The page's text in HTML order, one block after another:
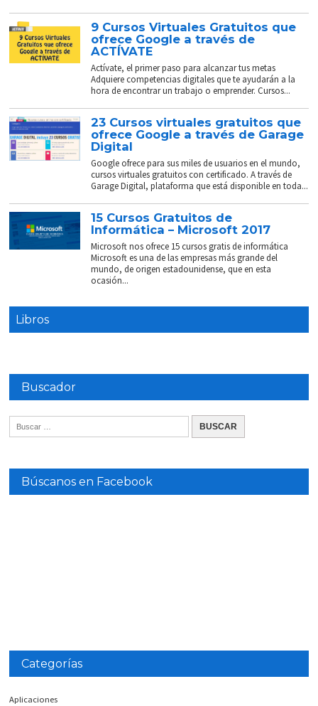
9 Cursos Virtuales Gratuitos que
ofrece Google a través de
ACTÍVATE
Actívate, el primer paso para alcanzar tus metas
Adquiere competencias digitales que te ayudarán a la
hora de encontrar un trabajo o emprender. Cursos...
23 Cursos virtuales gratuitos que
ofrece Google a través de Garage
Digital
Google ofrece para sus miles de usuarios en el mundo,
cursos virtuales gratuitos con certificado. A través de
Garage Digital, plataforma que está disponible en toda...
15 Cursos Gratuitos de
Informática – Microsoft 2017
Microsoft nos ofrece 15 cursos gratis de informática
Microsoft es una de las empresas más grande del
mundo, de origen estadounidense, que en esta
ocasión...
Libros
Buscador
Búscanos en Facebook
Categorías
Aplicaciones